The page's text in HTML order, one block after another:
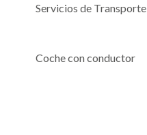
Servicios de Transporte
Coche con conductor